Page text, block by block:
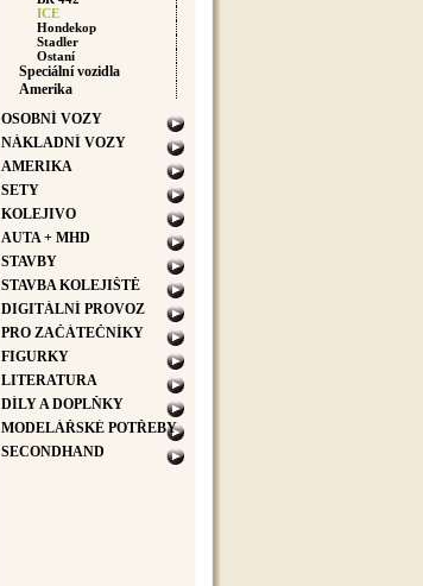
ICE
Hondekop
Stadler
Ostaní
Speciální vozidla
Amerika
OSOBNÍ VOZY
NÁKLADNÍ VOZY
AMERIKA
SETY
KOLEJIVO
AUTA + MHD
STAVBY
STAVBA KOLEJIŠTĚ
DIGITÁLNÍ PROVOZ
PRO ZAČÁTEČNÍKY
FIGURKY
LITERATURA
DÍLY A DOPLŇKY
MODELÁŘSKÉ POTŘEBY
SECONDHAND